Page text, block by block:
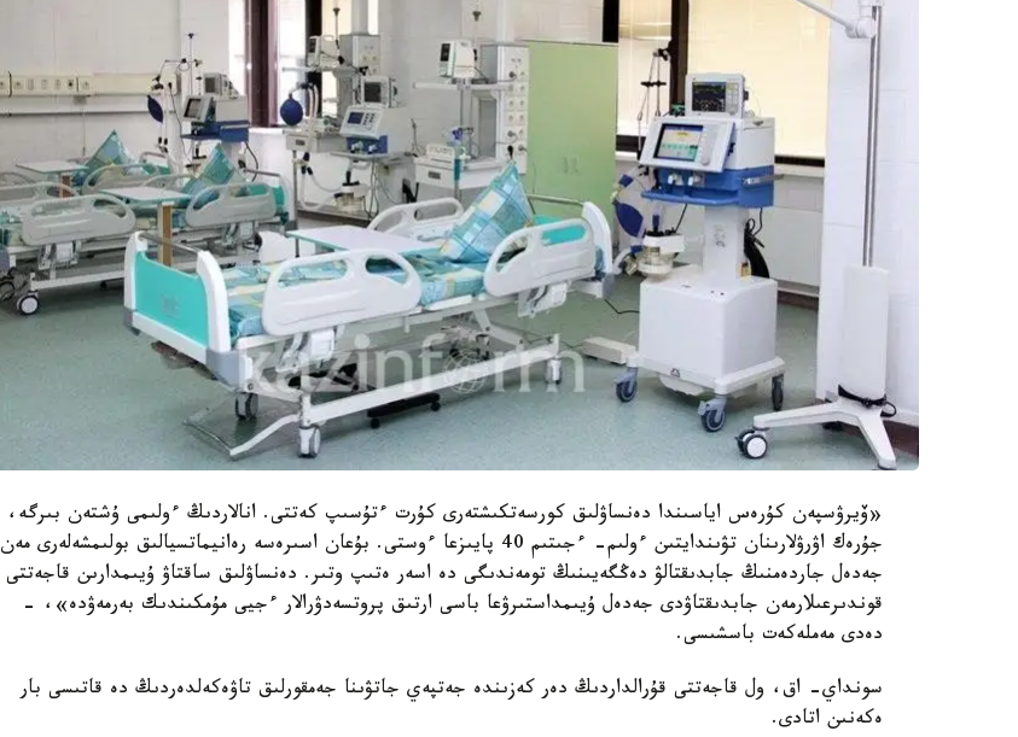
«ۆيرۋسپەن كۇرەس اياسىندا دەنساۋلىق كورسەتكىشتەرى كۇرت ءتۇسىپ كەتتى. انالاردىڭ ءولىمى ۇشتەن بىرگە،
جۇرەك اۋرۋلارىنان تۋىندايتىن ءولىم- ءجىتىم 40 پايىزعا ءوستى. بۇعان اسىرەسە رەانيماتسيالىق بولىمشەلەرى مەن
جەدەل جاردەمنىڭ جابدىقتالۋ دەڭگەيىنىڭ تومەندىگى دە اسەر ەتىپ وتىر. دەنساۋلىق ساقتاۋ ۇيىمدارىن قاجەتتى
قوندىرعىلارمەن جابدىقتاۋدى جەدەل ۇيىمداستىرۋعا باسى ارتىق پروتسەدۋرالار ءجيى مۇمكىندىك بەرمەۋدە»، -
دەدى مەملەكەت باسشىسى.
سونداي- اق، ول قاجەتتى قۇرالداردىڭ دەر كەزىندە جەتپەي جاتۋىنا جەمقورلىق تاۋەكەلدەردىڭ دە قاتىسى بار
ەكەنىن اتادى.